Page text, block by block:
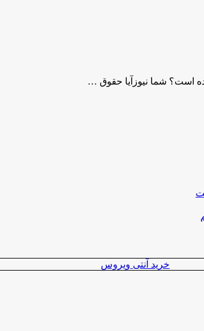
است؟ شما نیوزآیا حقوق …
خرید آنتی ویروس